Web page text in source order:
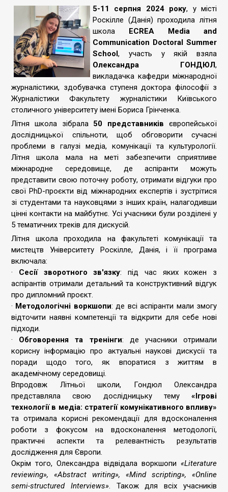
5-11 серпня 2024 року, у місті
Роскілле (Данія) проходила літня
школа ECREA Media and
Communication Doctoral Summer
School, участь у якій взяла
Олександра ГОНДЮЛ,
викладачка кафедри міжнародної
журналістики, здобувачка ступеня доктора філософії з
Журналістики Факультету журналістики Київського
столичного університету імені Бориса Грінченка.
Літня школа зібрала 50 представників європейської
дослідницької спільноти, щоб обговорити сучасні
проблеми в галузі медіа, комунікації та культурології.
Літня школа мала на меті забезпечити сприятливе
міжнародне середовище, де аспіранти можуть
представити свою поточну роботу, отримати відгуки про
свої PhD-проєкти від міжнародних експертів і зустрітися
зі студентами та науковцями з інших країн, налагодивши
цінні контакти на майбутнє. Усі учасники були розділені у
5 тематичних треків для дискусій.
Літня школа проходила на факультеті комунікації та
мистецтв Університету Роскілле, Данія, і її програма
включала:
· Сесії зворотного зв'язку: під час яких кожен з
аспірантів отримали детальний та конструктивний відгук
про дипломний проєкт.
· Методологічні воркшопи: де всі аспіранти мали змогу
відточити наявні компетенції та відкрити для себе нові
підходи.
· Обговорення та тренінги: де учасники отримали
корисну інформацію про актуальні наукові дискусії та
поради щодо того, як впоратися з життям в
академічному середовищі.
Впродовж Літньої школи, Гондюл Олександра
представляла свою дослідницьку тему «Ігрові
технології в медіа: стратегії комунікативного впливу»
та отримала корисні рекомендації для вдосконалення
роботи з фокусом на вдосконалення методології,
практичні аспекти та релевантність результатів
дослідження для Європи.
Окрім того, Олександра відвідала воркшопи «Literature
reviewing», «Abstract writing», «Mind scripting», «Online
semi-structured Interviews». Також для всіх учасників